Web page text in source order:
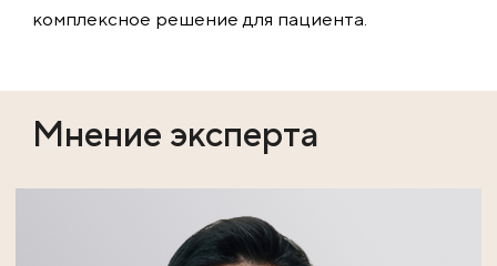
комплексное решение для пациента.
Мнение эксперта